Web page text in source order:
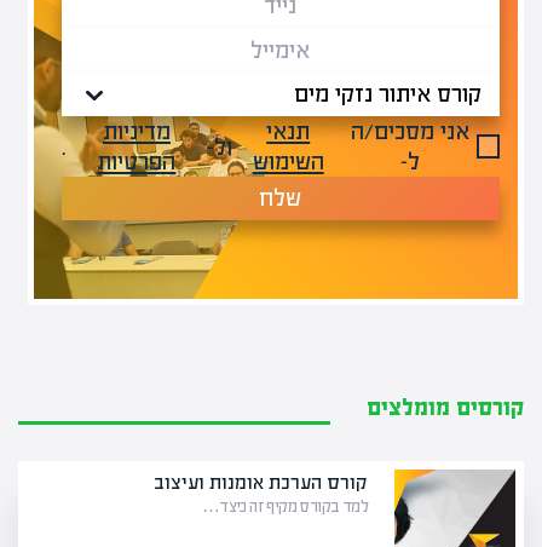
אני מסכים/ה
ל-
תנאי
השימוש
ול-
מדיניות
הפרטיות
.
שלח
קורסים מומלצים
קורס הערכת אומנות ועיצוב
למד בקורס מקיף זה כיצד…